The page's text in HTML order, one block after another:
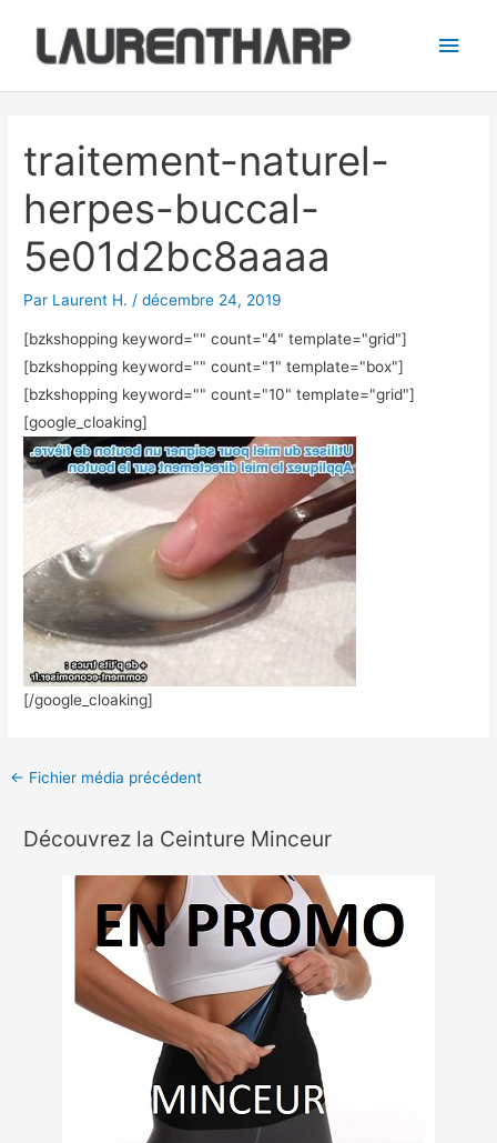
contenu
traitement-naturel-
herpes-buccal-
5e01d2bc8aaaa
Par Laurent H. /décembre 24, 2019
[bzkshopping keyword="" count="4" template="grid"]
[bzkshopping keyword="" count="1" template="box"]
[bzkshopping keyword="" count="10" template="grid"]
[google_cloaking]
[/google_cloaking]
articles
← Fichier média précédent
Découvrez la Ceinture Minceur